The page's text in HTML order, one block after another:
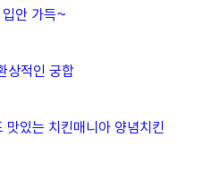
안 가득~
상적인 궁합
있는 치킨매니아 양념치킨